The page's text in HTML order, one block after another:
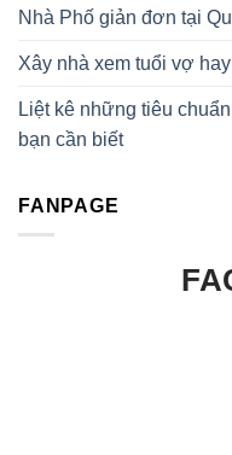
Nhà Phố giản đơn tại
Xây nhà xem tuổi vợ
Liệt kê những tiêu
bạn cần biết
FANPAGE